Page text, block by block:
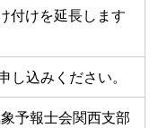
けを延長します
し込みください。
予報士会関西支部